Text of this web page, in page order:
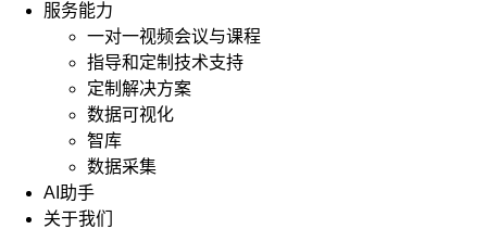
服务能力
一对一视频会议与课程
指导和定制技术支持
定制解决方案
数据可视化
智库
数据采集
AI助手
关于我们